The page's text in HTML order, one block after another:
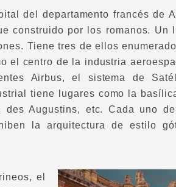
del departamento francés de
construido por los romanos. Un
Tiene tres de ellos
el centro de la industria
Airbus, el sistema de
tiene lugares como la
Augustins, etc. Cada uno
la arquitectura de estilo
el